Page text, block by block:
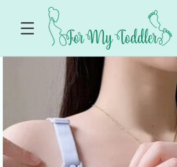
AU
CONTENU
INFORMATIONS